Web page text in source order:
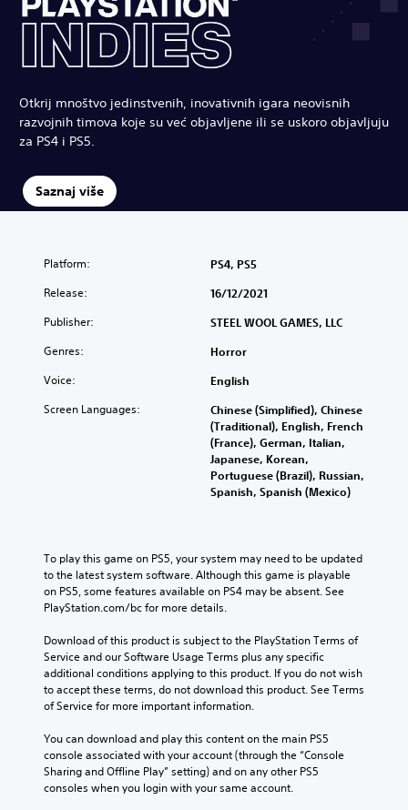
Otkrij mnoštvo jedinstvenih, inovativnih igara neovisnih
razvojnih timova koje su već objavljene ili se uskoro objavljuju
za PS4 i PS5.
Saznaj više
Platform: PS4, PS5
Release: 16/12/2021
Publisher: STEEL WOOL GAMES, LLC
Genres: Horror
Voice: English
Screen Languages:
Chinese (Simplified), Chinese
(Traditional), English, French
(France), German, Italian,
Japanese, Korean,
Portuguese (Brazil), Russian,
Spanish, Spanish (Mexico)
To play this game on PS5, your system may need to be updated
to the latest system software. Although this game is playable
on PS5, some features available on PS4 may be absent. See
PlayStation.com/bc for more details.
Download of this product is subject to the PlayStation Terms of
Service and our Software Usage Terms plus any specific
additional conditions applying to this product. If you do not wish
to accept these terms, do not download this product. See Terms
of Service for more important information.
You can download and play this content on the main PS5
console associated with your account (through the “Console
Sharing and Offline Play” setting) and on any other PS5
consoles when you login with your same account.